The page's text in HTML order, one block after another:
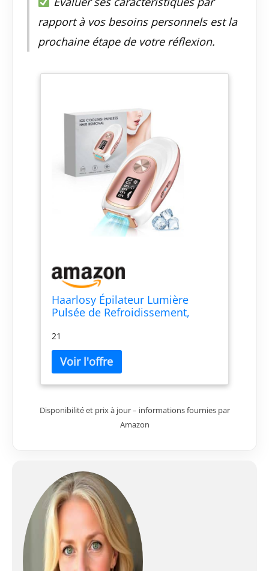
rapport à vos besoins personnels est la
prochaine étape de votre réflexion.
Haarlosy Épilateur Lumière
Pulsée de Refroidissement,
Épilateur Definitive, 2 Modes 5
Niveaux Énergie Épilation Laser
pour
Visage/Corps/Maillot/Aisselles,
Rose
21
Disponibilité et prix à jour – informations fournies par
Amazon